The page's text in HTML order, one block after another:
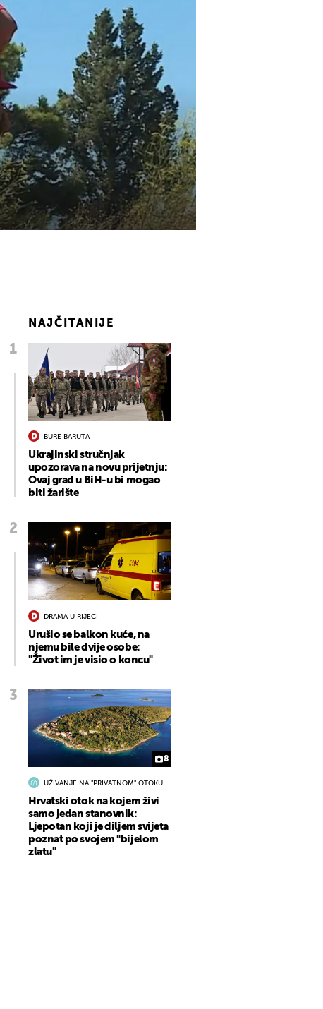
NAJČITANIJE
BURE BARUTA
Ukrajinski stručnjak
upozorava na novu prijetnju:
Ovaj grad u BiH-u bi mogao
biti žarište
DRAMA U RIJECI
Urušio se balkon kuće, na
njemu bile dvije osobe:
"Život im je visio o koncu"
8
UŽIVANJE NA "PRIVATNOM" OTOKU
Hrvatski otok na kojem živi
samo jedan stanovnik:
Ljepotan koji je diljem svijeta
poznat po svojem "bijelom
zlatu"